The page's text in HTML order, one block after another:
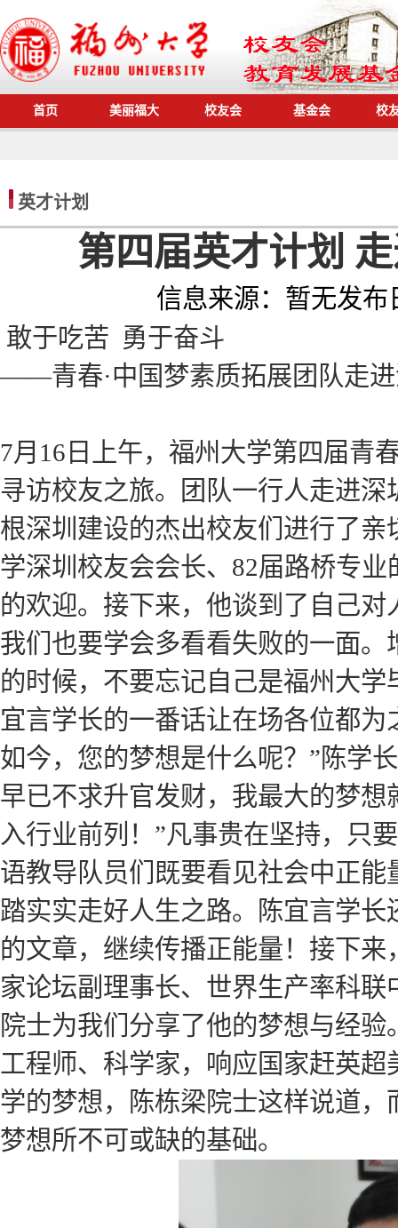
首页 美丽福大 校友会 基金会 校
英才计划
第四届英才计划
信息来源： 暂无发布
敢于吃苦 勇于奋斗
——青春·中国梦素质拓展团队走
7月16日上午，福州大学第四届青
寻访校友之旅。团队一行人走进
根深圳建设的杰出校友们进行了
学深圳校友会会长、82届路桥专
的欢迎。接下来，他谈到了自己
我们也要学会多看看失败的一面
的时候，不要忘记自己是福州大
宜言学长的一番话让在场各位都
如今，您的梦想是什么呢？”陈学
早已不求升官发财，我最大的梦
入行业前列！”凡事贵在坚持，只
语教导队员们既要看见社会中正
踏实实走好人生之路。陈宜言学
的文章，继续传播正能量！接下
家论坛副理事长、世界生产率科
院士为我们分享了他的梦想与经
工程师、科学家，响应国家赶英
学的梦想，陈栋梁院士这样说道
梦想所不可或缺的基础。